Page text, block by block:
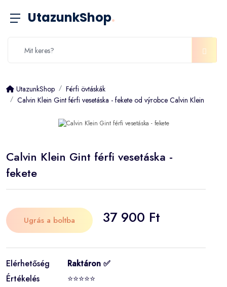
UtazunkShop.
UtazunkShop
Férfi övtáskák
Calvin Klein Gint férfi vesetáska - fekete od výrobce Calvin Klein
Calvin Klein Gint férfi vesetáska -
fekete
Ugrás a boltba 37 900 Ft
Elérhetőség
Raktáron ✅
Értékelés
⭐⭐⭐⭐⭐